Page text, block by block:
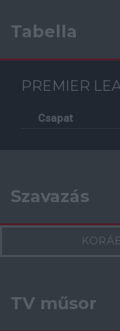
Tabella
PREMIER
Csapat
Szavazás
TV műsor